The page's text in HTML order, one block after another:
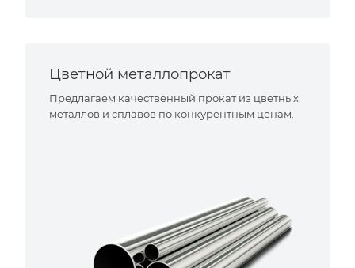
Цветной металлопрокат
Предлагаем качественный прокат из цветных
металлов и сплавов по конкурентным ценам.